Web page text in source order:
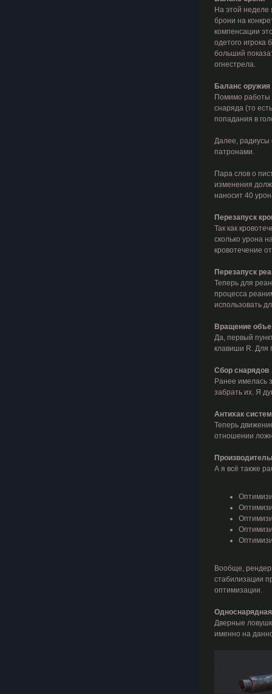
На этой
брони на
компенсации
одетого игрока
больший
огнестрела.
Баланс оружия
Помимо работы
снаряда (то
попадания в
Далее, радиусы
патронами.
Пара слов о
изменения
наносит 40
Перезапуск
Так как
сколько урона
кровотечение
Перезапуск
Теперь для
процесса
использовать
Вращение
Да, первый
клавиши R. Для
Сбор снарядов
Ранее имелась
забрать их. Я
Антихак
Теперь
отношении
А я всё также
Вообще,
стабилизации
оптимизации.
Дверные
именно на